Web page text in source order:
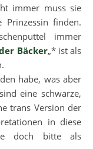
immer muss sie
finden.
immer
Bäcker„* ist als
habe, was aber
eine schwarze,
trans Version der
in diese
doch bitte als